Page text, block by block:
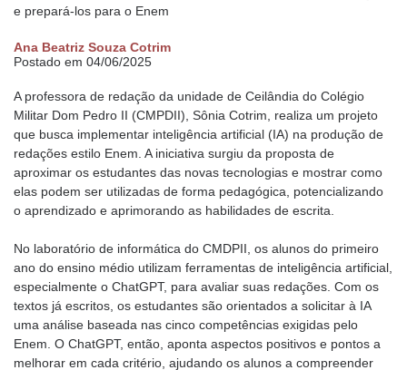
e prepará-los para o Enem
Ana Beatriz Souza Cotrim
Postado em 04/06/2025
A professora de redação da unidade de Ceilândia do Colégio
Militar Dom Pedro II (CMPDII), Sônia Cotrim, realiza um projeto
que busca implementar inteligência artificial (IA) na produção de
redações estilo Enem. A iniciativa surgiu da proposta de
aproximar os estudantes das novas tecnologias e mostrar como
elas podem ser utilizadas de forma pedagógica, potencializando
o aprendizado e aprimorando as habilidades de escrita.
No laboratório de informática do CMDPII, os alunos do primeiro
ano do ensino médio utilizam ferramentas de inteligência artificial,
especialmente o ChatGPT, para avaliar suas redações. Com os
textos já escritos, os estudantes são orientados a solicitar à IA
uma análise baseada nas cinco competências exigidas pelo
Enem. O ChatGPT, então, aponta aspectos positivos e pontos a
melhorar em cada critério, ajudando os alunos a compreender